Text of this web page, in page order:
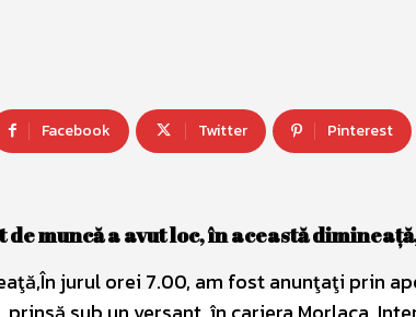
Facebook Twitter Pinterest
de muncă a avut loc, în această
jurul orei 7.00, am fost anunţaţi prin